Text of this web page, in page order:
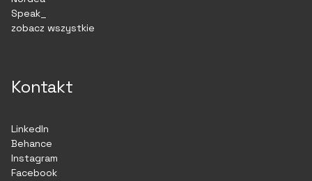
Speak_
zobacz wszystkie
Kontakt
LinkedIn
Behance
Instagram
Facebook